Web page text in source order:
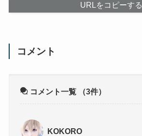
URLをコピーする
コメント
コメント一覧 （3件）
KOKORO